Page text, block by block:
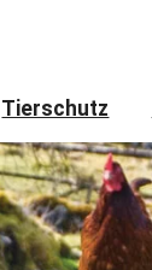
Tierschutz